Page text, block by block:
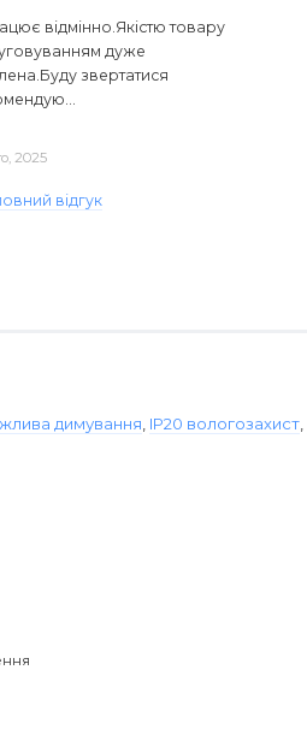
відмінно.Якістю товару
дуже
звертатися
2025
відгук
димування IP20 вологозахист